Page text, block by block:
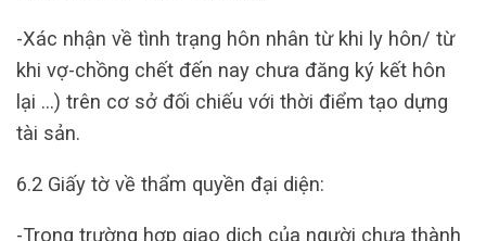
-Xác nhận về tình trạng hôn nhân từ khi ly hôn/ từ
khi vợ-chồng chết đến nay chưa đăng ký kết hôn
lại …) trên cơ sở đối chiếu với thời điểm tạo dựng
tài sản.
6.2 Giấy tờ về thẩm quyền đại diện:
-Trong trường hợp giao dịch của người chưa thành